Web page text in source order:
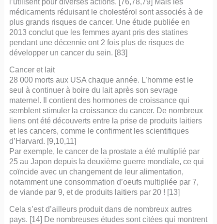
médicaments réduisant le cholestérol sont associés à de
plus grands risques de cancer. Une étude publiée en
2013 conclut que les femmes ayant pris des statines
pendant une décennie ont 2 fois plus de risques de
développer un cancer du sein. [83]
Cancer et lait
28 000 morts aux USA chaque année. L’homme est le
seul à continuer à boire du lait après son sevrage
maternel. Il contient des hormones de croissance qui
semblent stimuler la croissance du cancer. De nombreux
liens ont été découverts entre la prise de produits laitiers
et les cancers, comme le confirment les scientifiques
d’Harvard. [9,10,11]
Par exemple, le cancer de la prostate a été multiplié par
25 au Japon depuis la deuxième guerre mondiale, ce qui
coïncide avec un changement de leur alimentation,
notamment une consommation d’oeufs multipliée par 7,
de viande par 9, et de produits laitiers par 20 ! [13]
Cela s’est d’ailleurs produit dans de nombreux autres
pays. [14] De nombreuses études sont citées qui montrent